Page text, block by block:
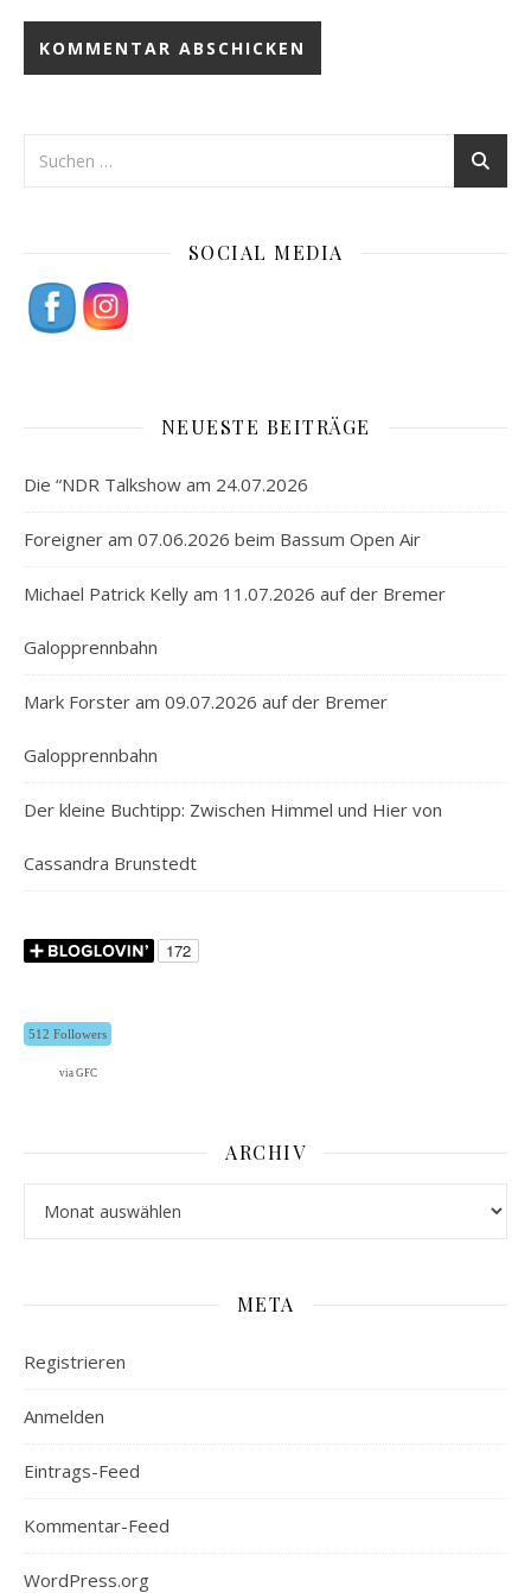
SOCIAL MEDIA
NEUESTE BEITRÄGE
Die “NDR Talkshow am 24.07.2026
Foreigner am 07.06.2026 beim Bassum Open Air
Michael Patrick Kelly am 11.07.2026 auf der Bremer
Galopprennbahn
Mark Forster am 09.07.2026 auf der Bremer
Galopprennbahn
Der kleine Buchtipp: Zwischen Himmel und Hier von
Cassandra Brunstedt
512 Followers
via GFC
ARCHIV
META
Registrieren
Anmelden
Eintrags-Feed
Kommentar-Feed
WordPress.org